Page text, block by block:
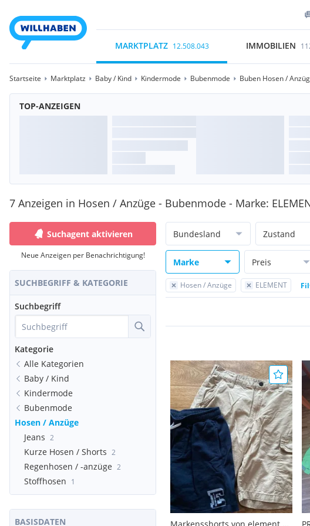
MARKTPLATZ 12.508.043 IMMOBILIEN
Startseite Marktplatz Baby / Kind Kindermode Bubenmode Buben Hosen /
TOP-ANZEIGEN
7 Anzeigen in Hosen / Anzüge - Bubenmode - Marke:
Suchagent aktivieren
Neue Anzeigen per Benachrichtigung!
SUCHBEGRIFF & KATEGORIE
Suchbegriff
Kategorie
Alle Kategorien
Baby / Kind
Kindermode
Bubenmode
Hosen / Anzüge
Jeans 2
Kurze Hosen / Shorts 2
Regenhosen / -anzüge 2
Stoffhosen 1
BASISDATEN
Bundesland Zustand
Marke Preis
Hosen / Anzüge ELEMENT